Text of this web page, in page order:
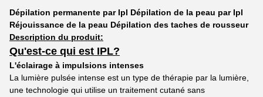
Dépilation permanente par Ipl Dépilation de la peau par Ipl
Réjouissance de la peau Dépilation des taches de rousseur
Description du produit:
Qu'est-ce qui est IPL?
L'éclairage à impulsions intenses
La lumière pulsée intense est un type de thérapie par la lumière,
une technologie qui utilise un traitement cutané sans